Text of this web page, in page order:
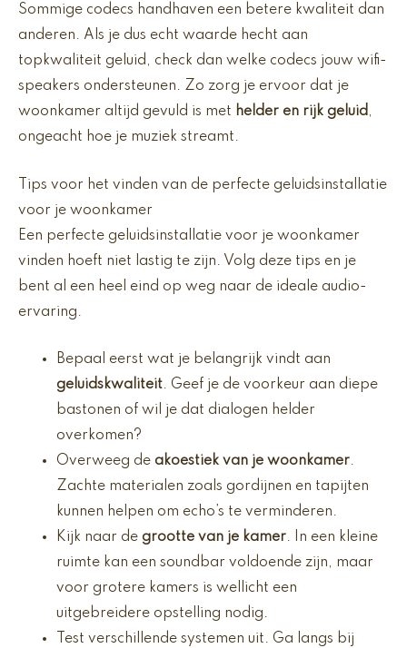
Sommige codecs handhaven een betere kwaliteit dan
anderen. Als je dus echt waarde hecht aan
topkwaliteit geluid, check dan welke codecs jouw wifi-
speakers ondersteunen. Zo zorg je ervoor dat je
woonkamer altijd gevuld is met helder en rijk geluid,
ongeacht hoe je muziek streamt.
Tips voor het vinden van de perfecte geluidsinstallatie
voor je woonkamer
Een perfecte geluidsinstallatie voor je woonkamer
vinden hoeft niet lastig te zijn. Volg deze tips en je
bent al een heel eind op weg naar de ideale audio-
ervaring.
Bepaal eerst wat je belangrijk vindt aan
geluidskwaliteit. Geef je de voorkeur aan diepe
bastonen of wil je dat dialogen helder
overkomen?
Overweeg de akoestiek van je woonkamer.
Zachte materialen zoals gordijnen en tapijten
kunnen helpen om echo’s te verminderen.
Kijk naar de grootte van je kamer. In een kleine
ruimte kan een soundbar voldoende zijn, maar
voor grotere kamers is wellicht een
uitgebreidere opstelling nodig.
Test verschillende systemen uit. Ga langs bij